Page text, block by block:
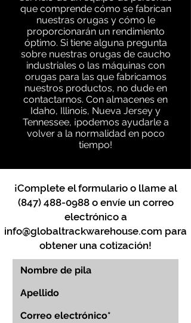
que comprende cómo se fabrican
nuestras orugas y cómo le
proporcionarán un rendimiento
óptimo. Si tiene alguna pregunta
sobre nuestras orugas de caucho
industriales o las máquinas con
orugas para las que fabricamos
nuestros productos, no dude en
contactarnos. Con almacenes en
Idaho, Illinois, Nueva Jersey y
Tennessee, ¡podemos ayudarle a
volver a la normalidad en poco
tiempo!
¡Complete el formulario o llame al
(847) 488-0988o envíe un correo
electrónico a
info@globaltrackwarehouse.com para
obtener una cotización!